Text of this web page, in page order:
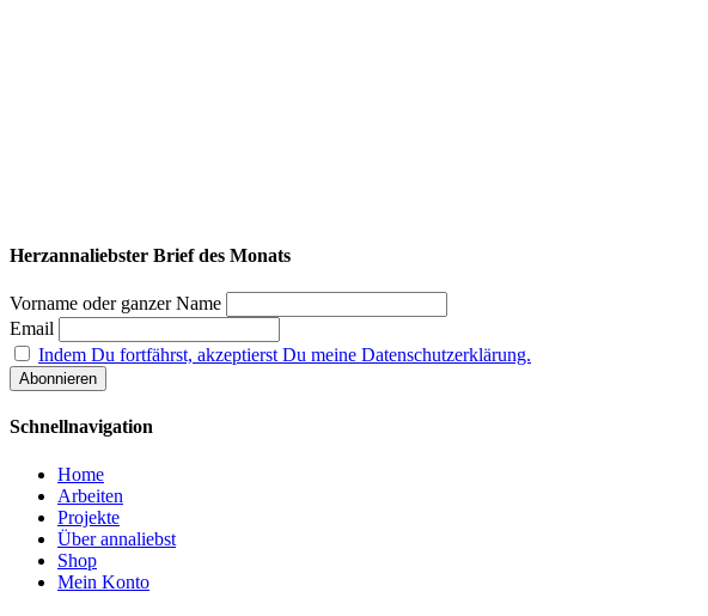
Herzannaliebster Brief des Monats
Vorname oder ganzer Name
Email
Indem Du fortfährst, akzeptierst Du meine Datenschutzerklärung.
Schnellnavigation
Home
Arbeiten
Projekte
Über annaliebst
Shop
Mein Konto